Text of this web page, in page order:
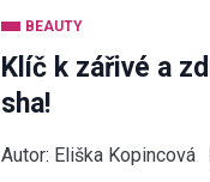
BEAUTY
Klíč k zářivé a
sha!
Autor: Eliška Kopincová